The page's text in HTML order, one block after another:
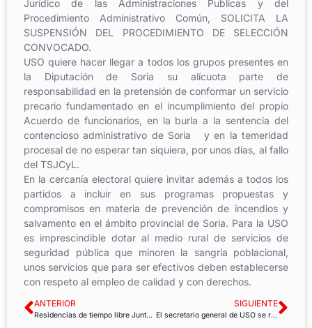
Jurídico de las Administraciones Publicas y del
Procedimiento Administrativo Común, SOLICITA LA
SUSPENSIÓN DEL PROCEDIMIENTO DE SELECCIÓN
CONVOCADO.
USO quiere hacer llegar a todos los grupos presentes en
la Diputación de Soria su alícuota parte de
responsabilidad en la pretensión de conformar un servicio
precario fundamentado en el incumplimiento del propio
Acuerdo de funcionarios, en la burla a la sentencia del
contencioso administrativo de Soria y en la temeridad
procesal de no esperar tan siquiera, por unos días, al fallo
del TSJCyL.
En la cercanía electoral quiere invitar además a todos los
partidos a incluir en sus programas propuestas y
compromisos en materia de prevención de incendios y
salvamento en el ámbito provincial de Soria. Para la USO
es imprescindible dotar al medio rural de servicios de
seguridad pública que minoren la sangría poblacional,
unos servicios que para ser efectivos deben establecerse
con respeto al empleo de calidad y con derechos.
ANTERIOR
Residencias de tiempo libre Junta de Andalucía: Apertura de plazo de solicitud
SIGUIENTE
El secretario general de USO se reúne con la ministra de Trabajo para abordar la actualidad laboral